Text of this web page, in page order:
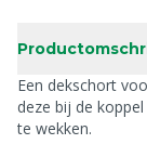
Een dekschort
deze bij de
te wekken.